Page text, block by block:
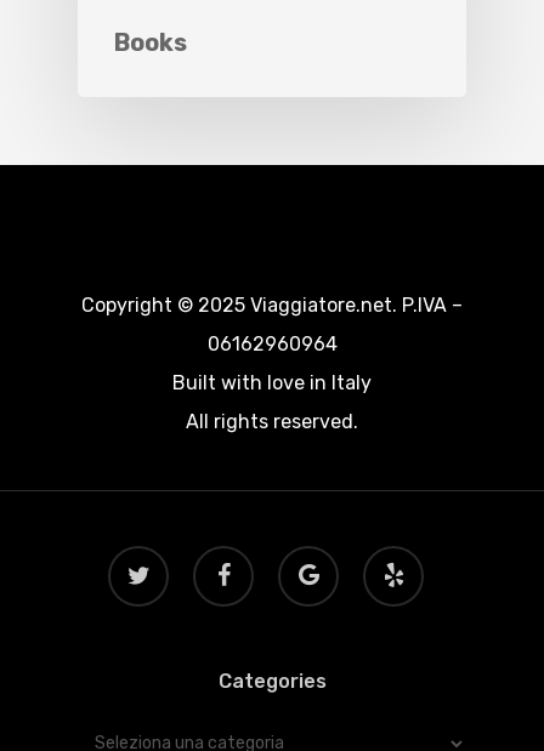
Books
Copyright © 2025 Viaggiatore.net. P.IVA –
06162960964
Built with love in Italy
All rights reserved.
twitter facebook
google-
plus
yelp
Categories
Categories